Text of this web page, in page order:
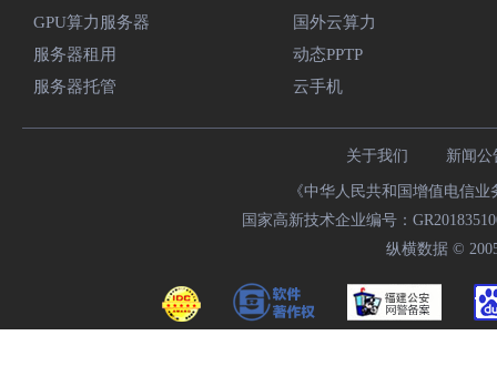
GPU算力服务器
服务器租用
服务器托管
国外云算力
动态PPTP
云手机
关于我们 新闻公
《中华人民共和国增值电信
国家高新技术企业编号：
纵横数据 ©